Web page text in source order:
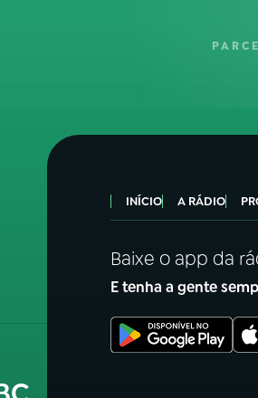
INÍCIO A RÁDIO
Baixe o app da
E tenha a gente